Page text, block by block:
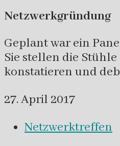
Netzwerkgründung
Geplant war ein
Sie stellen die
konstatieren und
27. April 2017
Netzwerktreffen